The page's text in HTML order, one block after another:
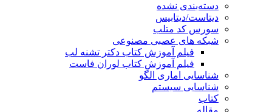
دسته‌بندی نشده
دیتاست/دیتابیس
سورس کد متلب
شبکه های عصبی مصنوعی
فیلم آموزش کتاب دکتر تشنه لب
فیلم آموزش کتاب لوران فاست
شناسایی اماری الگو
شناسایی سیستم
کتاب
مقاله